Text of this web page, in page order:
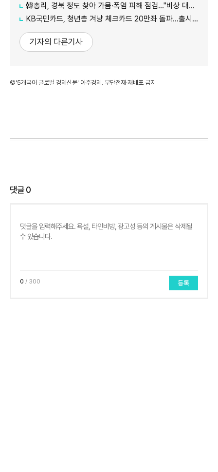
韓총리, 경북 청도 찾아 가뭄·폭염 피해 점검…"비상 대체 수원 적극 활용"
KB국민카드, 청년층 겨냥 체크카드 20만좌 돌파…출시 8개월만
기자의 다른기사
©'5개국어 글로벌 경제신문' 아주경제. 무단전재·재배포 금지
댓글0
0 / 300 등록